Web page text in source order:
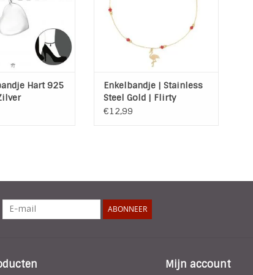
9 mm x 8 mm
: 25 cm +
van 3 cm,
dikte : 1 mm
AAN WINKELWAGEN
Hart 925
Maat: 22 cm + verlengkettinkje
TOEVOEGEN AAN WINKELWAGEN
Enkelbandje | Stainless
Steel Gold | Flirty
Flamingo
€12,99
ABONNEER
Mijn account